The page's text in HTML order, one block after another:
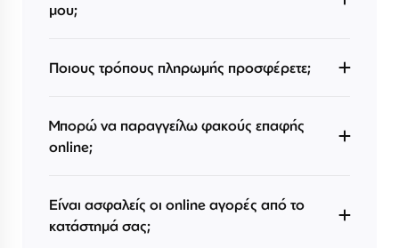
μου;
Ποιους τρόπους πληρωμής προσφέρετε;
Μπορώ να παραγγείλω φακούς επαφής
online;
Είναι ασφαλείς οι online αγορές από το
κατάστημά σας;